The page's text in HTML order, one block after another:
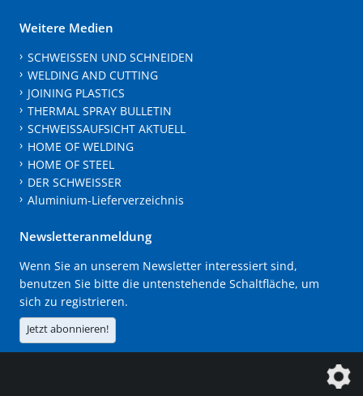
Weitere Medien
SCHWEISSEN UND SCHNEIDEN
WELDING AND CUTTING
JOINING PLASTICS
THERMAL SPRAY BULLETIN
SCHWEISSAUFSICHT AKTUELL
HOME OF WELDING
HOME OF STEEL
DER SCHWEISSER
Aluminium-Lieferverzeichnis
Newsletteranmeldung
Wenn Sie an unserem Newsletter interessiert sind,
benutzen Sie bitte die untenstehende Schaltfläche, um
sich zu registrieren.
Jetzt abonnieren!